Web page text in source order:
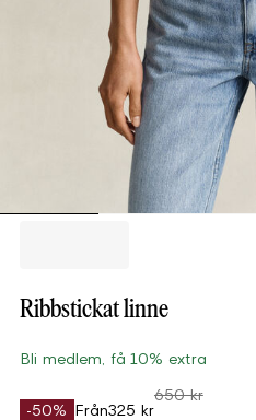
Ribbstickat linne
Bli medlem, få 10% extra
-50% Från325 kr
650 kr